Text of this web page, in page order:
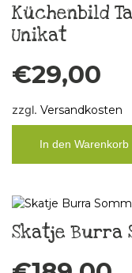
Küchenbild
Unikat
€29,00
zzgl. Versandkosten
In den Warenkorb
Skatje Burra